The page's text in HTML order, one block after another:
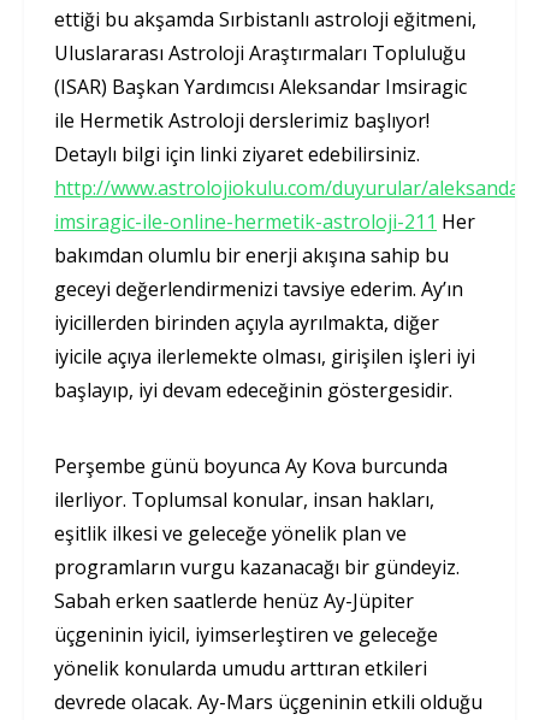
ettiği bu akşamda Sırbistanlı astroloji eğitmeni,
Uluslararası Astroloji Araştırmaları Topluluğu
(ISAR) Başkan Yardımcısı Aleksandar Imsiragic
ile Hermetik Astroloji derslerimiz başlıyor!
Detaylı bilgi için linki ziyaret edebilirsiniz.
http://www.astrolojiokulu.com/duyurular/aleksandar-
imsiragic-ile-online-hermetik-astroloji-211 Her
bakımdan olumlu bir enerji akışına sahip bu
geceyi değerlendirmenizi tavsiye ederim. Ay’ın
iyicillerden birinden açıyla ayrılmakta, diğer
iyicile açıya ilerlemekte olması, girişilen işleri iyi
başlayıp, iyi devam edeceğinin göstergesidir.
Perşembe günü boyunca Ay Kova burcunda
ilerliyor. Toplumsal konular, insan hakları,
eşitlik ilkesi ve geleceğe yönelik plan ve
programların vurgu kazanacağı bir gündeyiz.
Sabah erken saatlerde henüz Ay-Jüpiter
üçgeninin iyicil, iyimserleştiren ve geleceğe
yönelik konularda umudu arttıran etkileri
devrede olacak. Ay-Mars üçgeninin etkili olduğu